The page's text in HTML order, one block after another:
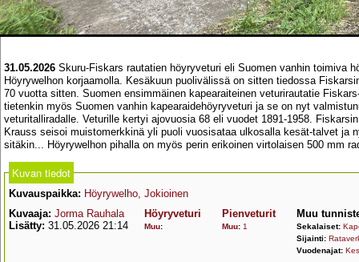
31.05.2026 Skuru-Fiskars rautatien höyryveturi eli Suomen vanhin toimiva
Höyrywelhon korjaamolla. Kesäkuun puolivälissä on sitten tiedossa
70 vuotta sitten. Suomen ensimmäinen kapearaiteinen veturirautatie
tietenkin myös Suomen vanhin kapearaidehöyryveturi ja se on nyt
veturitalliradalle. Veturille kertyi ajovuosia 68 eli vuodet 1891-1958.
Krauss seisoi muistomerkkinä yli puoli vuosisataa ulkosalla kesät-talvet
sitäkin... Höyrywelhon pihalla on myös perin erikoinen virtolaisen 500 mm
Kuvan tiedot
Kuvauspaikka: Höyrywelho, Jokioinen
Kuvaaja: Jorma Rauhala
Lisätty: 31.05.2026 21:14
Höyryveturi
Muu:
Pienveturit
Muu: 1
Muu
Sekalaiset:
Sijainti:
Vuodenajat: